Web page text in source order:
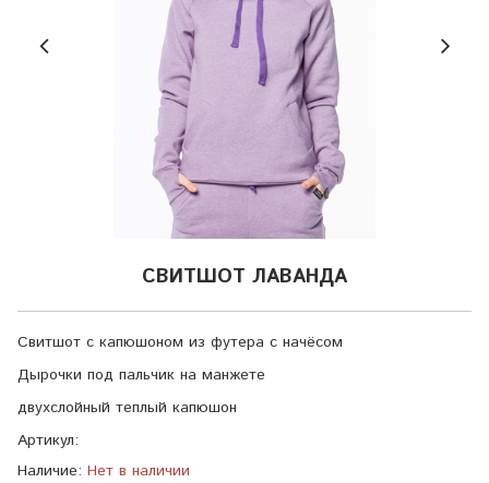
СВИТШОТ ЛАВАНДА
Свитшот с капюшоном из футера с начёсом
Дырочки под пальчик на манжете
двухслойный теплый капюшон
Артикул:
Наличие: Нет в наличии